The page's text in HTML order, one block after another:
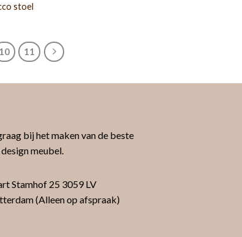
stoel
10 11
bij het maken van de beste
meubel.
Stamhof 25 3059 LV
(Alleen op afspraak)